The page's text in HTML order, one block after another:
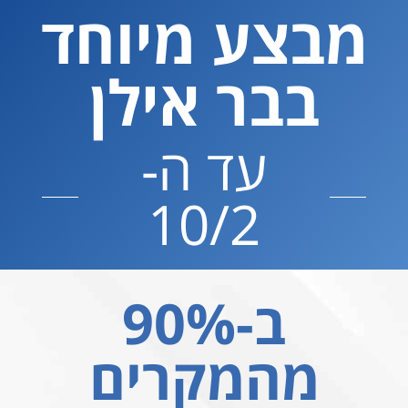
מבצע מיוחד
בבר אילן
עד ה-
10/2
ב-90%
מהמקרים